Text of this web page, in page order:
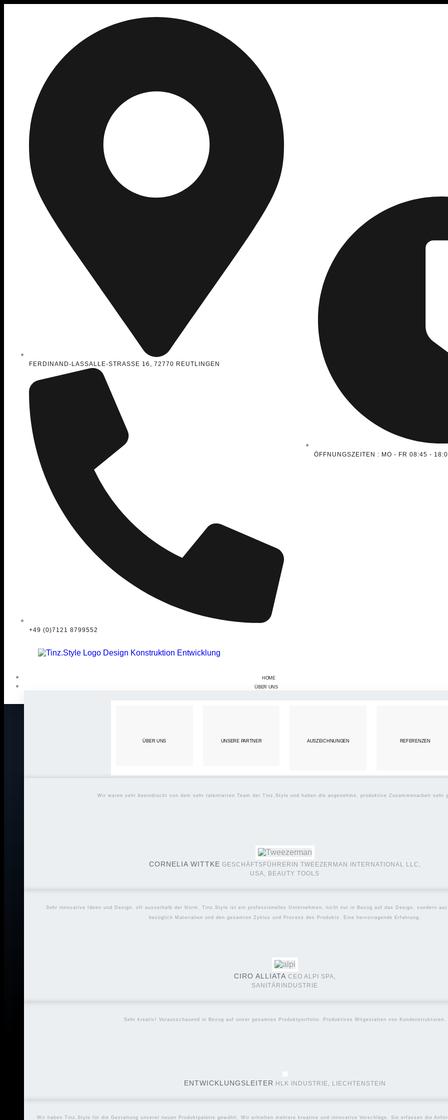
FERDINAND-LASSALLE-STRASSE 16, 72770 REUTLINGEN
+49 (0)7121 8799552
ÖFFNUNGSZEITEN : MO - FR 08:45 -
HOME
ÜBER UNS
ÜBER UNS UNSERE PARTNER AUSZEICHNUNGEN REFERENZEN
Wir waren sehr beeindruckt von dem sehr talentierten Team der Tinz.Style und haben die angenehme, produktive Zusammenarbeit sehr
CORNELIA WITTKE GESCHÄFTSFÜHRERIN TWEEZERMAN INTERNATIONAL LLC,
USA, BEAUTY TOOLS
Sehr innovative Ideen und Design, oft ausserhalb der Norm. Tinz.Style ist ein professionelles Unternehmen, nicht nur in Bezug auf das Design, sondern
bezüglich Materialien und den gesamten Zyklus und Prozess des Produkts. Eine hervorragende Erfahrung.
CIRO ALLIATA CEO ALPI SPA,
SANITÄRINDUSTRIE
Sehr kreativ! Vorausschauend in Bezug auf unser gesamtes Produktportfolio. Produktives Mitgestalten von Kundenstrukturen.
ENTWICKLUNGSLEITER HLK INDUSTRIE, LIECHTENSTEIN
Wir haben Tinz.Style für die Gestaltung unserer neuen Produktpalette gewählt. Wir erhielten mehrere kreative und innovative Vorschläge. Sie erfassen die
HAUSHALT